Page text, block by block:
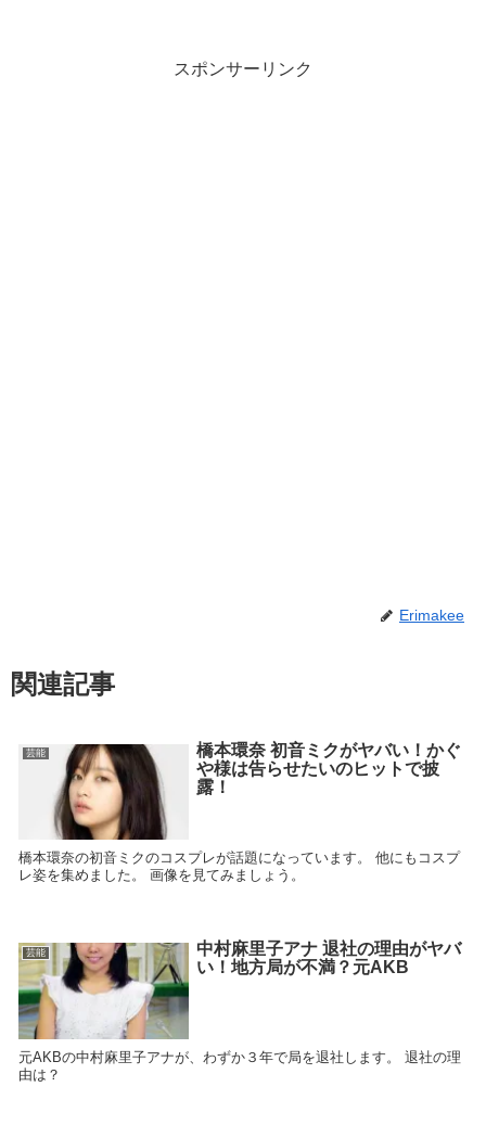
スポンサーリンク
Erimakee
関連記事
芸能
橋本環奈 初音ミクがヤバい！かぐ
や様は告らせたいのヒットで披
露！
橋本環奈の初音ミクのコスプレが話題になっています。 他にもコスプ
レ姿を集めました。 画像を見てみましょう。
芸能
中村麻里子アナ 退社の理由がヤバ
い！地方局が不満？元AKB
元AKBの中村麻里子アナが、わずか３年で局を退社します。 退社の理
由は？